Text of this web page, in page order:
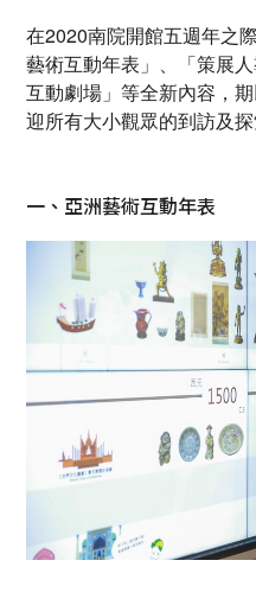
在2020南院開館五週年之
藝術互動年表」、「策展
互動劇場」等全新內容，
迎所有大小觀眾的到訪及探
一、亞洲藝術互動年表